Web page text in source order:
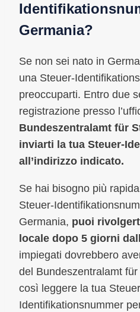
Germania?
Se non sei nato in
una Steuer-
preoccuparti. Entro due
registrazione presso
Bundeszentralamt für
inviarti la tua Steuer-
all’indirizzo indicato.
Se hai bisogno più
Steuer-
Germania, puoi
locale dopo 5 giorni
impiegati dovrebbero
del Bundeszentralamt
così leggere la tua
Identifikationsnummer